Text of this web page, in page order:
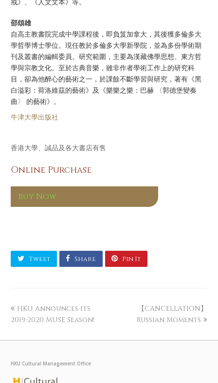
戒》、《人文文本》等。
邵頌雄
自高主教書院完成中學課程後，即負笈加拿大，其後獲多倫多大
學哲學博士學位。現任教於多倫多大學新學院，並為多份學術期
刊及叢書的編輯委員。研究範圍，主要為漢藏佛學思想、東方哲
學與宗教文化。至於古典音樂，雖非作者學術工作上的研究科
目，卻為他醉心的藝術之一，於課餘不斷學習與研究，著有《黑
白溢彩：荷洛維茲的藝術》及《樂樂之樂：巴赫 〈郭德堡變奏
曲〉 的藝術》。
牛津大學出版社
香港大學、誠品及各大書店有售
Online Purchase
Buy Now
Tweet Share Pin It
HKU Announces its
2019-2020 MUSE Season!
【CANCELLATION】
Russian Moments
HKU Cultural Management Office